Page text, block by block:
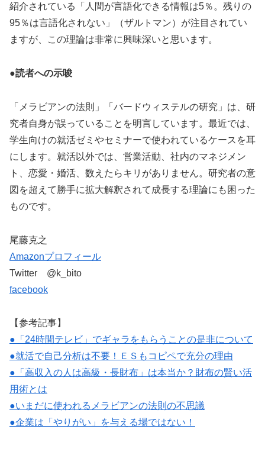
紹介されている「人間が言語化できる情報は5％。残りの
95％は言語化されない」（ザルトマン）が注目されてい
ますが、この理論は非常に興味深いと思います。
●読者への示唆
「メラビアンの法則」「バードウィステルの研究」は、研
究者自身が誤っていることを明言しています。最近では、
学生向けの就活ゼミやセミナーで使われているケースを耳
にします。就活以外では、営業活動、社内のマネジメン
ト、恋愛・婚活、数えたらキリがありません。研究者の意
図を超えて勝手に拡大解釈されて成長する理論にも困った
ものです。
尾藤克之
Amazonプロフィール
Twitter @k_bito
facebook
【参考記事】
●「24時間テレビ」でギャラをもらうことの是非について
●就活で自己分析は不要！ＥＳもコピペで充分の理由
●「高収入の人は高級・長財布」は本当か？財布の賢い活
用術とは
●いまだに使われるメラビアンの法則の不思議
●企業は「やりがい」を与える場ではない！